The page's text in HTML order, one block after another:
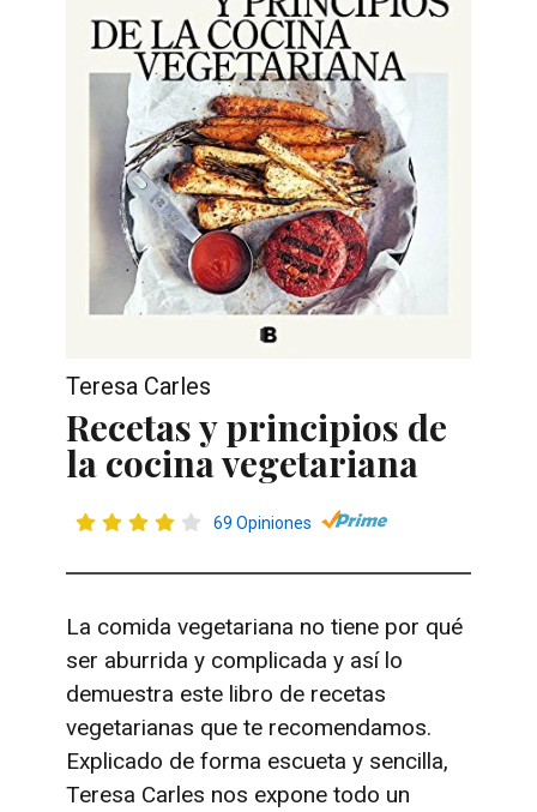
Teresa Carles
Recetas y principios de
la cocina vegetariana
69 Opiniones
La comida vegetariana no tiene por qué
ser aburrida y complicada y así lo
demuestra este libro de recetas
vegetarianas que te recomendamos.
Explicado de forma escueta y sencilla,
Teresa Carles nos expone todo un